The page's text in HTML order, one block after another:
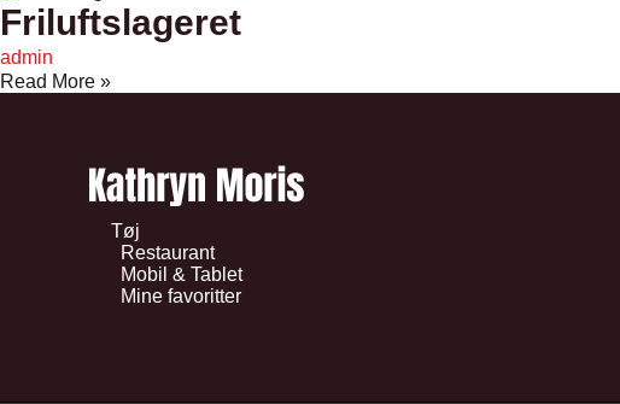
Friluftslageret
admin
Read More »
Tøj
Restaurant
Mobil & Tablet
Mine favoritter